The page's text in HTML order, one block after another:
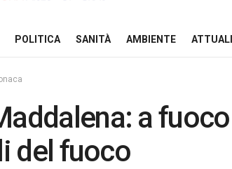
POLITICA SANITÀ AMBIENTE
a
del fuoco